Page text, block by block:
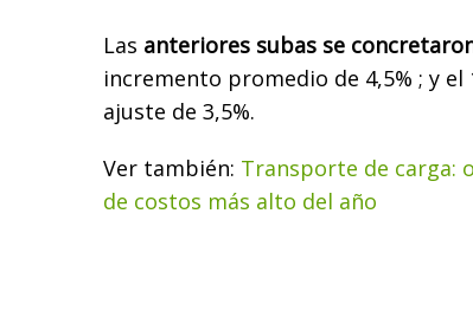
Las anteriores subas se
incremento promedio de 4,5% ; y
ajuste de 3,5%.
Ver también: Transporte de carga:
de costos más alto del año